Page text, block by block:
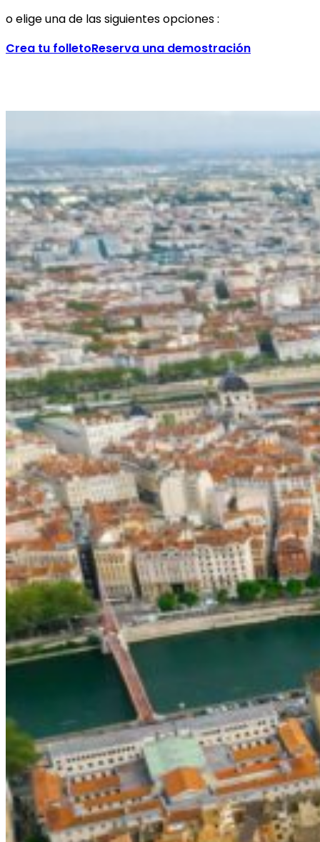
o elige una de las siguientes opciones :
Crea tu folletoReserva una demostración